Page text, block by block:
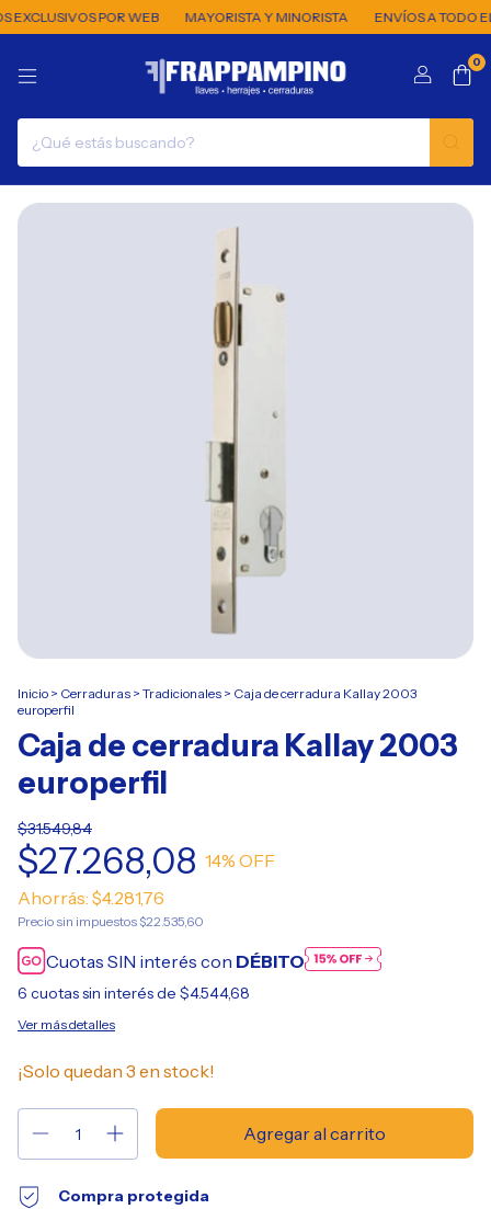
POR WEB MAYORISTA Y MINORISTA ENVÍOS A TODO EL
0
Inicio > Cerraduras > Tradicionales > Caja de cerradura Kallay 2003
europerfil
Caja de cerradura Kallay 2003
europerfil
$31.549,84
$27.268,08 14% OFF
Ahorrás: $4.281,76
Precio sin impuestos$22.535,60
Cuotas SIN interés con DÉBITO
6 cuotas sin interés de $4.544,68
Ver más detalles
¡Solo quedan 3 en stock!
Compra protegida